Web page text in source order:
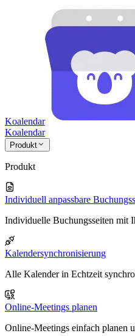
Koalendar
Koalendar
Produkt
Produkt
Individuell anpassbare
Individuelle Buchungsseiten mit
Kalendersynchronisierung
Alle Kalender in Echtzeit
Online-Meetings planen
Online-Meetings einfach planen